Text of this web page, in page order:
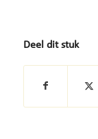
Deel dit stuk